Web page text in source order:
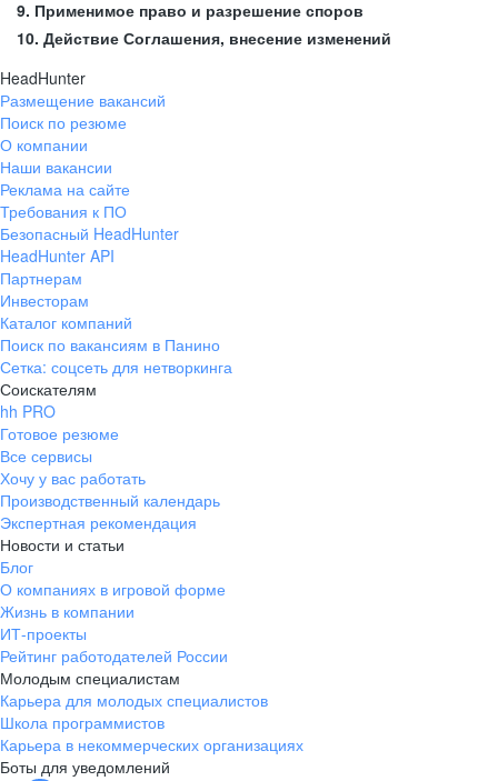
9. Применимое право и разрешение споров
10. Действие Соглашения, внесение изменений
HeadHunter
Размещение вакансий
Поиск по резюме
О компании
Наши вакансии
Реклама на сайте
Требования к ПО
Безопасный HeadHunter
HeadHunter API
Партнерам
Инвесторам
Каталог компаний
Поиск по вакансиям в Панино
Сетка: соцсеть для нетворкинга
Соискателям
hh PRO
Готовое резюме
Все сервисы
Хочу у вас работать
Производственный календарь
Экспертная рекомендация
Новости и статьи
Блог
О компаниях в игровой форме
Жизнь в компании
ИТ-проекты
Рейтинг работодателей России
Молодым специалистам
Карьера для молодых специалистов
Школа программистов
Карьера в некоммерческих организациях
Боты для уведомлений